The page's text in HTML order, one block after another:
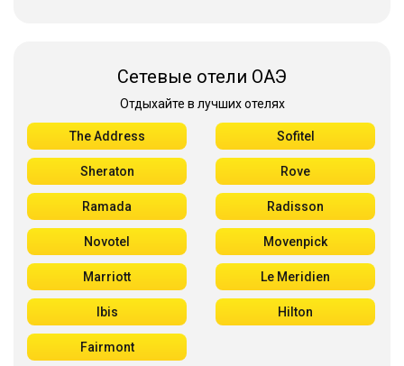
Сетевые отели ОАЭ
Отдыхайте в лучших отелях
The Address Sofitel
Sheraton Rove
Ramada Radisson
Novotel Movenpick
Marriott Le Meridien
Ibis Hilton
Fairmont